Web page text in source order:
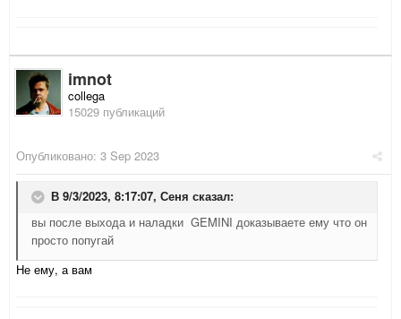
imnot
collega
15029 публикаций
Опубликовано: 3 Sep 2023
В 9/3/2023, 8:17:07, Сеня сказал:
вы после выхода и наладки GEMINI доказываете ему что он
просто попугай
Не ему, а вам